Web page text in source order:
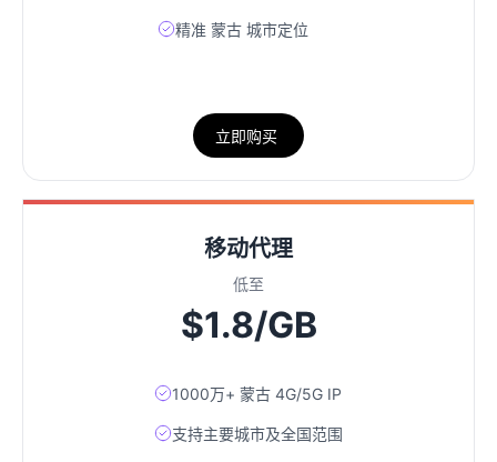
精准 蒙古 城市定位
立即购买
移动代理
低至
$1.8/GB
1000万+ 蒙古 4G/5G IP
支持主要城市及全国范围